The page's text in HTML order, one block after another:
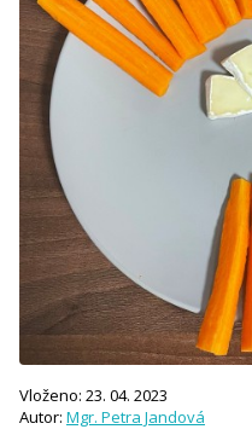
Vloženo: 23. 04. 2023
Autor: Mgr. Petra Jandová